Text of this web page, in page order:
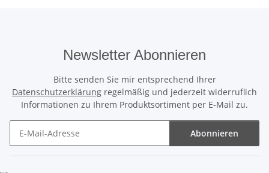
Newsletter Abonnieren
Bitte senden Sie mir entsprechend Ihrer
Datenschutzerklärung regelmäßig und jederzeit widerruflich
Informationen zu Ihrem Produktsortiment per E-Mail zu.
Abonnieren